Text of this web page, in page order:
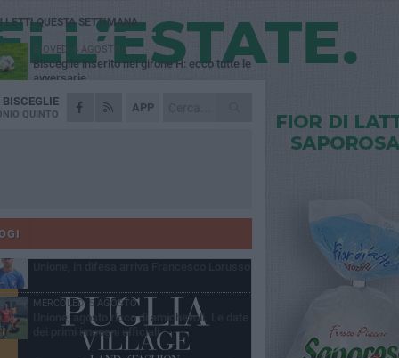
APP
BISCEGLIE
QUINTO
LETTI QUESTA SETTIMANA
GIOVEDÌ 6 AGOSTO
Bisceglie inserito nel girone H: ecco tutte le
avversarie
LUNEDÌ 3 AGOSTO
Simone Franceschi, una solida certezza
Unione, innesto per le corsie offensive:
MARTEDÌ 4 AGOSTO
MERCOLEDÌ 5 AGOSTO
Unione, agosto ricco di amichevoli. Le date
dei primi impegni ufficiali